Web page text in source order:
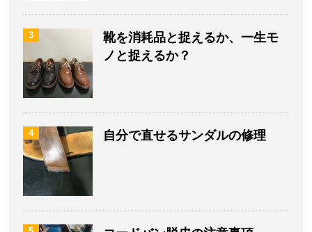
3
靴を消耗品と捉えるか、一生モ
ノと捉えるか？
4 自分で直せるサンダルの修理